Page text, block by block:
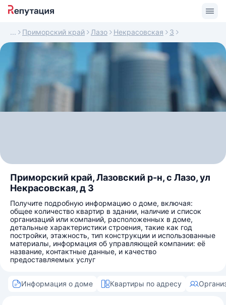
Приморский край Лазо Некрасовская 3
Приморский край, Лазовский р-н, с Лазо, ул
Некрасовская, д 3
Получите подробную информацию о доме, включая:
общее количество квартир в здании, наличие и список
организаций или компаний, расположенных в доме,
детальные характеристики строения, такие как год
постройки, этажность, тип конструкции и использованные
материалы, информация об управляющей компании: её
название, контактные данные, и качество
предоставляемых услуг
Информация о доме Квартиры по адресу